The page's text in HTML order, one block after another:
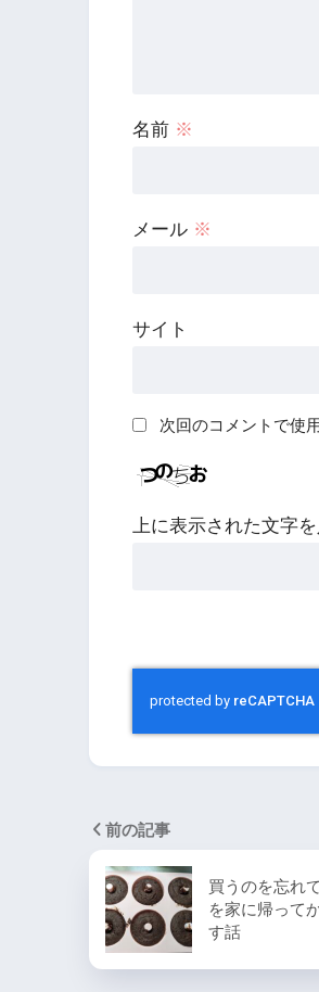
名前 ※
メール ※
サイト
次回のコメントで使
上に表示された文字を
前の記事
買うのを忘れ
を家に帰って
す話